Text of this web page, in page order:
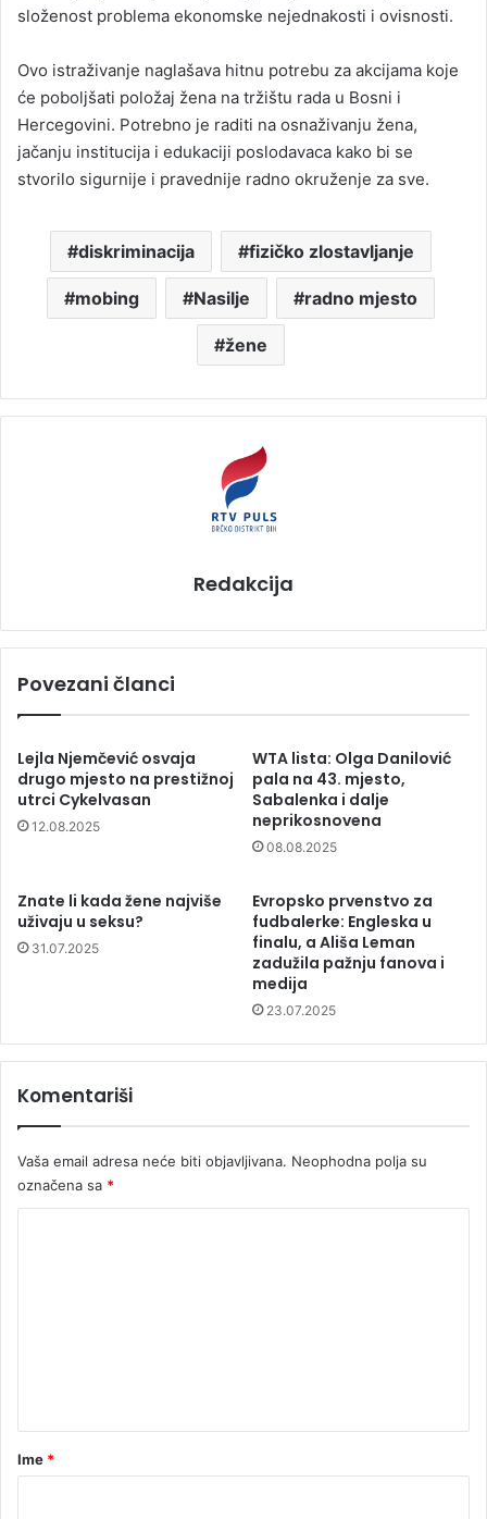
složenost problema ekonomske nejednakosti i ovisnosti.
Ovo istraživanje naglašava hitnu potrebu za akcijama koje
će poboljšati položaj žena na tržištu rada u Bosni i
Hercegovini. Potrebno je raditi na osnaživanju žena,
jačanju institucija i edukaciji poslodavaca kako bi se
stvorilo sigurnije i pravednije radno okruženje za sve.
diskriminacija fizičko zlostavljanje
mobing Nasilje radno mjesto
žene
Redakcija
Povezani članci
Lejla Njemčević osvaja
drugo mjesto na prestižnoj
utrci Cykelvasan
12.08.2025
WTA lista: Olga Danilović
pala na 43. mjesto,
Sabalenka i dalje
neprikosnovena
08.08.2025
Znate li kada žene najviše
uživaju u seksu?
31.07.2025
Evropsko prvenstvo za
fudbalerke: Engleska u
finalu, a Ališa Leman
zadužila pažnju fanova i
medija
23.07.2025
Komentariši
Vaša email adresa neće biti objavljivana. Neophodna polja su
označena sa *
rIme *